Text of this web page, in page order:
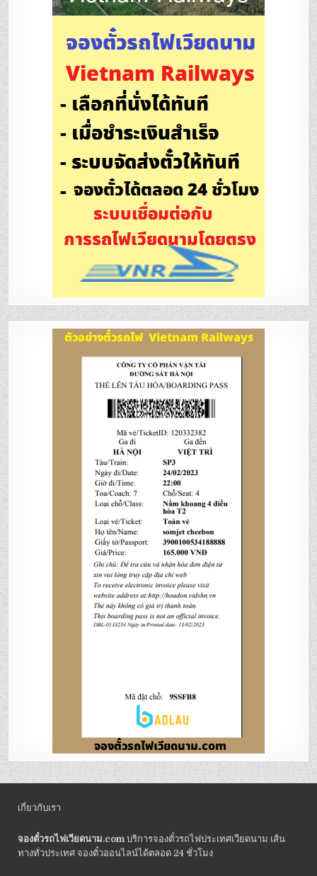
เกี่ยวกับเรา
จองตั๋วรถไฟเวียดนาม.com บริการจองตั๋วรถไฟประเทศเวียดนาม เส้น
ทางทั่วประเทศ จองตั๋วออนไลน์ได้ตลอด 24 ชั่วโมง